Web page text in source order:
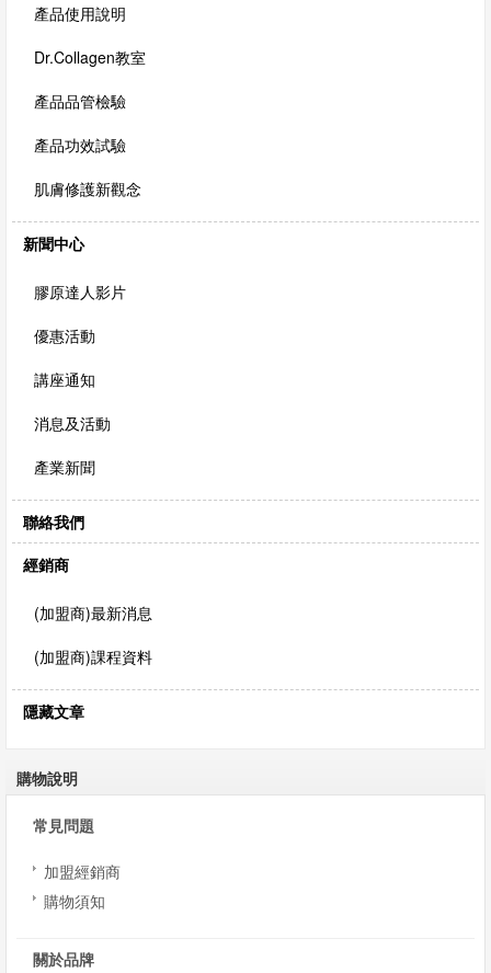
產品使用說明
Dr.Collagen教室
產品品管檢驗
產品功效試驗
肌膚修護新觀念
新聞中心
膠原達人影片
優惠活動
講座通知
消息及活動
產業新聞
聯絡我們
經銷商
(加盟商)最新消息
(加盟商)課程資料
隱藏文章
購物說明
常見問題
加盟經銷商
購物須知
關於品牌